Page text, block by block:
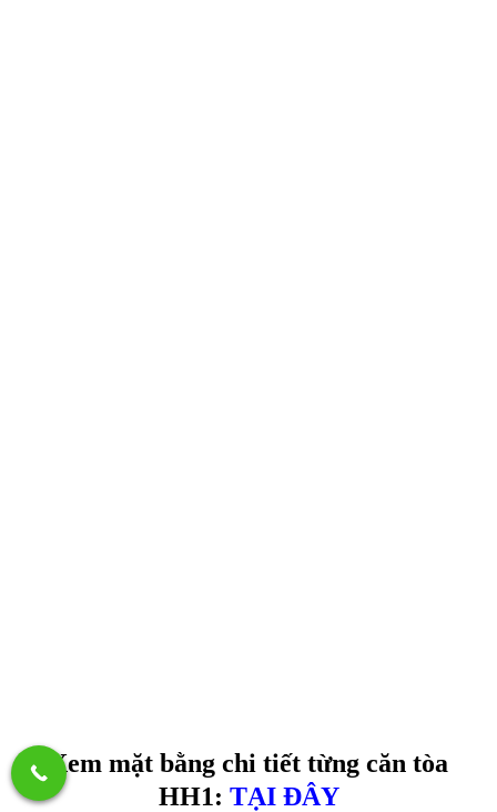
Xem mặt bằng chi tiết từng căn tòa
HH1: TẠI ĐÂY